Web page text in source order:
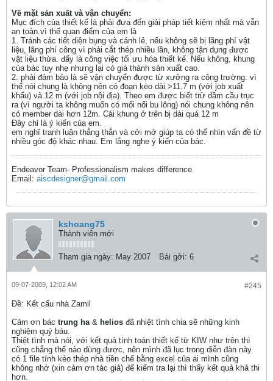
Về mặt sản xuất và vận chuyển:
Mục đích của thiết kế là phải đưa đến giải pháp tiết kiệm nhất mà vẫn
an toàn.vì thế quan điểm của em là
1. Tránh các tiết diện bụng và cánh lẻ, nếu không sẽ bị lãng phí vật
liệu, lãng phí công vì phải cắt thép nhiều lần, không tận dụng được
vật liệu thừa. đấy là công việc tối ưu hóa thiết kế. Nếu không, khung
của bác tuy nhẹ nhưng lại có giá thành sản xuất cao.
2. phải đảm bảo là sẽ vận chuyển được từ xưởng ra công trường. vì
thế nói chung là không nên có đoạn kèo dài >11.7 m (với job xuất
khẩu) và 12 m (với job nội địa). Theo em được biết trừ dầm cầu trục
ra (vì người ta không muốn có mối nối bu lông) nói chung không nên
có member dài hơn 12m. Cái khung ở trên bị dài quá 12 m
Đây chỉ là ý kiến của em.
em nghĩ tranh luận thẳng thắn và cởi mở giúp ta có thể nhìn vấn đề từ
nhiều góc độ khác nhau. Em lắng nghe ý kiến của bác.
Endeavor Team- Professionalism makes difference
Email: aiscdesigner@gmail.com
kshoang75
Thành viên mới
Tham gia ngày: May 2007 Bài gởi: 6
#245
09-07-2009, 12:02 AM
Ðề: Kết cấu nhà Zamil
Cảm ơn bác trung ha& helios đã nhiệt tình chia sẽ những kinh
nghiệm quý báu.
Thiệt tình mà nói, với kết quả tính toán thiết kế từ KIW như trên thì
cũng chẳng thể nào dùng được, nên mình đã lục trong diễn đàn này
có 1 file tính kèo thép nhà tiền chế bằng excel của ai mình cũng
không nhớ (xin cảm ơn tác giả) để kiểm tra lại thì thấy kết quả khả thi
hơn.